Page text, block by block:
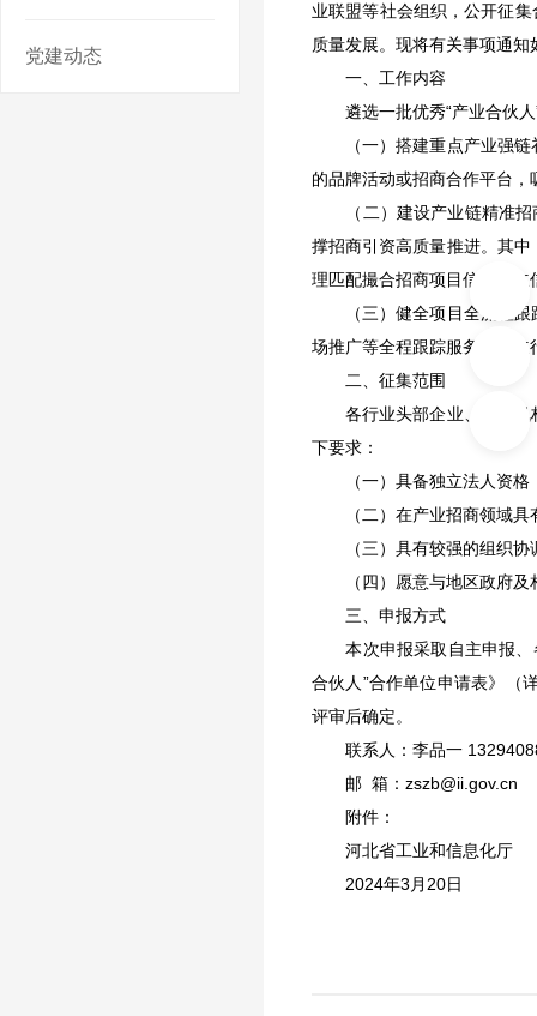
党建动态
业联盟等社会组织，公开征
质量发展。现将有关事项通知
一、工作内容
遴选一批优秀“产业合伙人”
（一）搭建重点产业强链补
的品牌活动或招商合作平台
（二）建设产业链精准招商
撑招商引资高质量推进。其
理匹配撮合招商项目信息设立
（三）健全项目全流程跟踪
场推广等全程跟踪服务，建
二、征集范围
各行业头部企业、投资机构
下要求：
（一）具备独立法人资格
（二）在产业招商领域具
（三）具有较强的组织协
（四）愿意与地区政府及
三、申报方式
本次申报采取自主申报、
合伙人”合作单位申请表》（
评审后确定。
联系人：李品一
邮 箱： zszb@ii.gov.cn
附件：
河北省工业和信息化厅
2024年3月20日